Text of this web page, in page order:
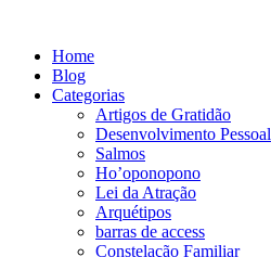
Home
Blog
Categorias
Artigos de Gratidão
Desenvolvimento Pessoal
Salmos
Ho’oponopono
Lei da Atração
Arquétipos
barras de access
Constelação Familiar